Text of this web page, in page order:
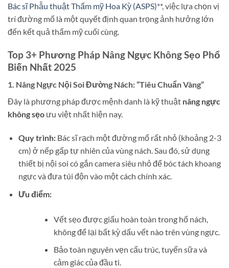
Bác sĩ Phẫu thuật Thẩm mỹ Hoa Kỳ (ASPS)**, việc lựa chọn vị
trí đường mổ là một quyết định quan trọng ảnh hưởng lớn
đến kết quả thẩm mỹ cuối cùng.
Top 3+ Phương Pháp Nâng Ngực Không Sẹo Phổ
Biến Nhất 2025
1. Nâng Ngực Nội Soi Đường Nách: “Tiêu Chuẩn Vàng”
Đây là phương pháp được mệnh danh là kỹ thuật nâng ngực
không sẹo ưu việt nhất hiện nay.
Quy trình:Bác sĩ rạch một đường mổ rất nhỏ (khoảng 2-3
cm) ở nếp gấp tự nhiên của vùng nách. Sau đó, sử dụng
thiết bị nội soi có gắn camera siêu nhỏ để bóc tách khoang
ngực và đưa túi độn vào một cách chính xác.
Ưu điểm:
Vết sẹo được giấu hoàn toàn trong hố nách,
không để lại bất kỳ dấu vết nào trên vùng ngực.
Bảo toàn nguyên vẹn cấu trúc, tuyến sữa và
cảm giác của đầu ti.